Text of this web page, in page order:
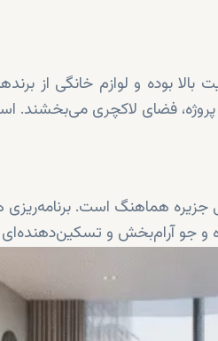
بوده و لوازم خانگی از
فضای لاکچری می‌بخشند.
هماهنگ است. برنامه‌ریزی
و جو آرام‌بخش و تسکین‌دهنده‌ای